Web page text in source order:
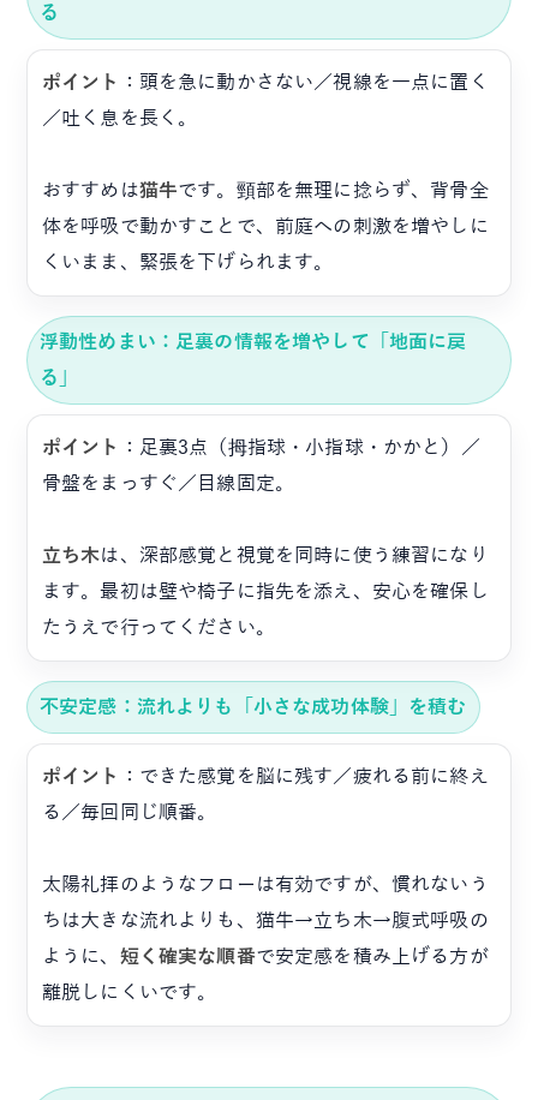
る
ポイント
：頭を急に動かさない／視線を一点に置く
／吐く息を長く。
おすすめは猫牛です。頸部を無理に捻らず、背骨全
体を呼吸で動かすことで、前庭への刺激を増やしに
くいまま、緊張を下げられます。
浮動性めまい：足裏の情報を増やして「地面に戻
る」
ポイント
：足裏3点（拇指球・小指球・かかと）／
骨盤をまっすぐ／目線固定。
立ち木は、深部感覚と視覚を同時に使う練習になり
ます。最初は壁や椅子に指先を添え、安心を確保し
たうえで行ってください。
不安定感：流れよりも「小さな成功体験」を積む
ポイント
：できた感覚を脳に残す／疲れる前に終え
る／毎回同じ順番。
太陽礼拝のようなフローは有効ですが、慣れないう
ちは大きな流れよりも、猫牛→立ち木→腹式呼吸の
ように、 短く確実な順番で安定感を積み上げる方が
離脱しにくいです。